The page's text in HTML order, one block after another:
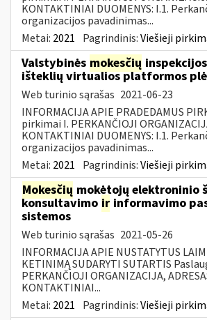
KONTAKTINIAI DUOMENYS: I.1.
organizacijos pavadinimas...
Metai: 2021 Pagrindinis:Viešieji
Valstybinės mokesčių
išteklių virtualios platformos
Web turinio sąrašas 2021-06-23
INFORMACIJA APIE PRADEDAMUS
pirkimai I. PERKANČIOJI
KONTAKTINIAI DUOMENYS: I.1.
organizacijos pavadinimas...
Metai: 2021 Pagrindinis:Viešieji
Mokesčių mokėtojų elektroninio
konsultavimo ir informavimo
sistemos
Web turinio sąrašas 2021-05-26
INFORMACIJA APIE NUSTATYTUS
KETINIMĄ SUDARYTI SUTARTIS
PERKANČIOJI ORGANIZACIJA,
KONTAKTINIAI...
Metai: 2021 Pagrindinis:Viešieji